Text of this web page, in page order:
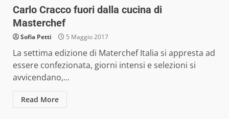
Carlo Cracco fuori dalla cucina di
Masterchef
Sofia Petti 5 Maggio 2017
La settima edizione di Materchef Italia si appresta ad
essere confezionata, giorni intensi e selezioni si
avvicendano,...
Read More